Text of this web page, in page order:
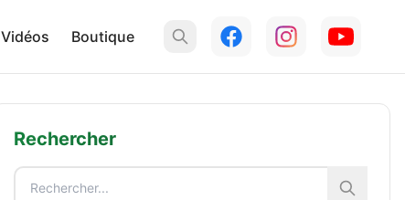
Vidéos Boutique
Rechercher